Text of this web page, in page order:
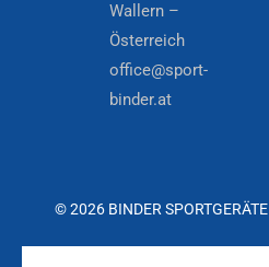
Wallern –
Österreich
office@sport-
binder.at
© 2026 BINDER SPORTGERÄTE